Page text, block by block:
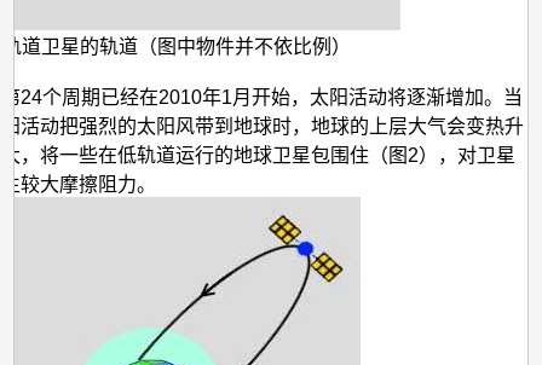
道卫星的轨道（图中物件并不依比例）
24个周期已经在2010年1月开始，太阳活动将逐渐增加。当
活动把强烈的太阳风带到地球时，地球的上层大气会变热升
，将一些在低轨道运行的地球卫星包围住（图2），对卫星
较大摩擦阻力。